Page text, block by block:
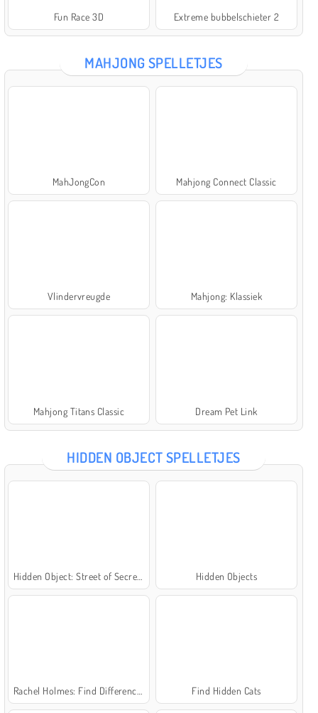
Fun Race 3D Extreme bubbelschieter 2
MAHJONG SPELLETJES
MahJongCon Mahjong Connect Classic
Vlindervreugde Mahjong: Klassiek
Mahjong Titans Classic Dream Pet Link
HIDDEN OBJECT SPELLETJES
Hidden Objects
Find Hidden Cats